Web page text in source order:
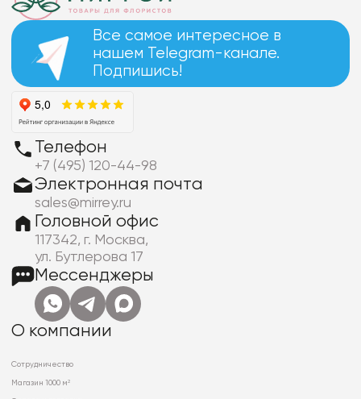
Все самое интересное в
нашем Telegram-канале.
Подпишись!
Телефон
+7 (495) 120-44-98
Электронная почта
sales@mirrey.ru
Головной офис
117342, г. Москва,
ул. Бутлерова 17
Мессенджеры
О компании
Сотрудничество
Магазин 1000 м²